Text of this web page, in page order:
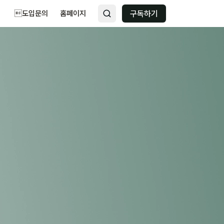
도입문의 홈페이지 구독하기